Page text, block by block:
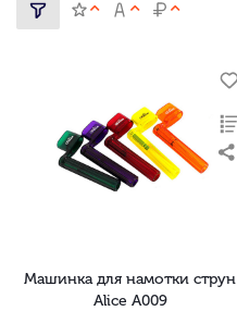
Машинка для намотки струн
Alice A009